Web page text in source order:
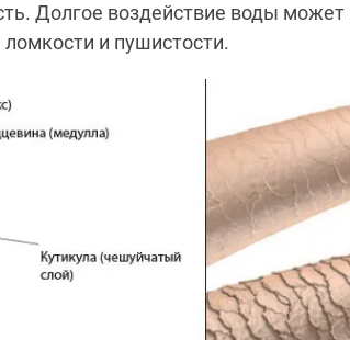
Долгое воздействие воды может
ломкости и пушистости.